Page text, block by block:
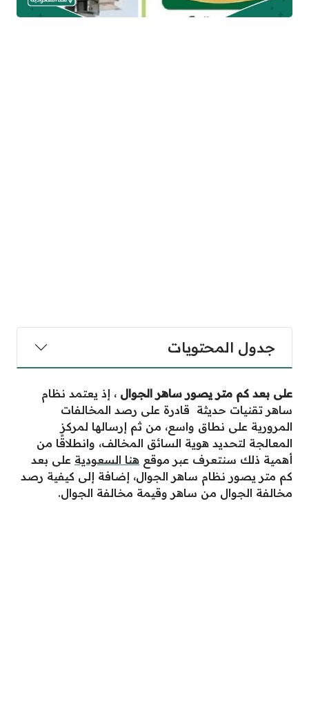
جدول المحتويات
على بعد كم متر يصور ساهر الجوال ، إذ يعتمد نظام
ساهر تقنيات حديثة قادرة على رصد المخالفات
المرورية على نطاق واسع، من ثم إرسالها لمركز
المعالجة لتحديد هوية السائق المخالف، وانطلاقًا من
أهمية ذلك سنتعرف عبر موقع هنا السعودية على بعد
كم متر يصور نظام ساهر الجوال، إضافة إلى كيفية رصد
مخالفة الجوال من ساهر وقيمة مخالفة الجوال.